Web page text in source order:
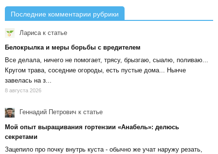
Последние комментарии рубрики
Лариса к статье
Белокрылка и меры борьбы с вредителем
Все делала, ничего не помогает, трясу, брызгаю, сыалю, поливаю...
Кругом трава, соседние огороды, есть пустые дома... Нынче
завелась на з...
8 августа 2026
Геннадий Петрович к статье
Мой опыт выращивания гортензии «Анабель»: делюсь
секретами
Зацепило про почку внутрь куста - обычно же учат наружу резать,